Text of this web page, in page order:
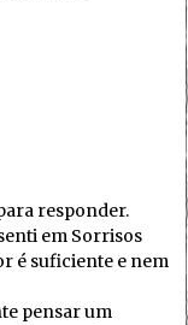
responder.
em Sorrisos
é suficiente e nem
pensar um